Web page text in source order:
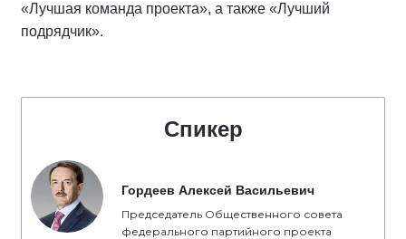
«Лучшая команда проекта», а также «Лучший
подрядчик».
Спикер
Гордеев Алексей Васильевич
Председатель Общественного совета
федерального партийного проекта